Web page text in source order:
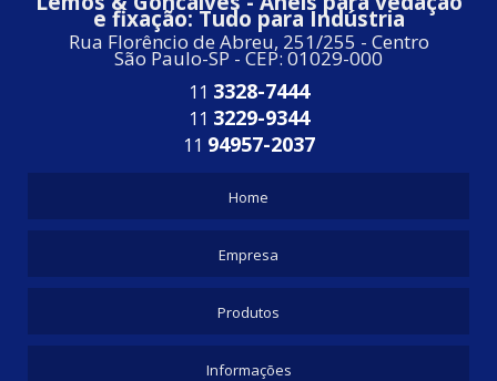
e fixação: Tudo para Indústria
Rua Florêncio de Abreu, 251/255 - Centro
São Paulo-SP - CEP: 01029-000
11 3328-7444
11 3229-9344
11 94957-2037
Home
Empresa
Produtos
Informações